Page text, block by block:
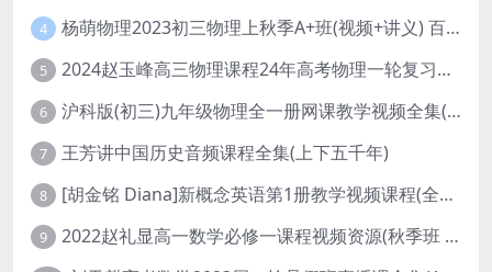
4 杨萌物理2023初三物理上秋季A+班(视频+讲义) 百度网盘分享
5 2024赵玉峰高三物理课程24年高考物理一轮复习网课教程
6 沪科版(初三)九年级物理全一册网课教学视频全集(录播版 杜春雨 66讲)
7 王芳讲中国历史音频课程全集(上下五千年)
8 [胡金铭 Diana]新概念英语第1册教学视频课程(全集 百度网盘下载)
9 2022赵礼显高一数学必修一课程视频资源(秋季班 含讲义)百度网盘云